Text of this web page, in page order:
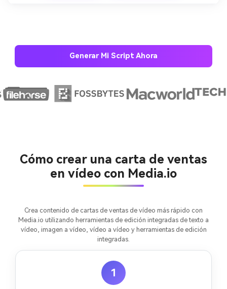
Generar Mi Script Ahora
Cómo crear una carta de ventas
en vídeo con Media.io
Crea contenido de cartas de ventas de vídeo más rápido con
Media.io utilizando herramientas de edición integradas de texto a
vídeo, imagen a vídeo, vídeo a vídeo y herramientas de edición
integradas.
1
Crea imágenes IA
Empieza Gratis→